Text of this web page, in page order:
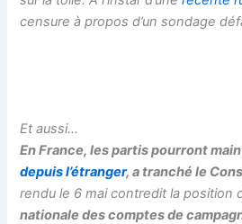
censure à propos d’un sondage
Et aussi…
En France, les partis pourront
depuis l’étranger, a tranché le
rendu le 6 mai contredit la position
nationale des comptes de